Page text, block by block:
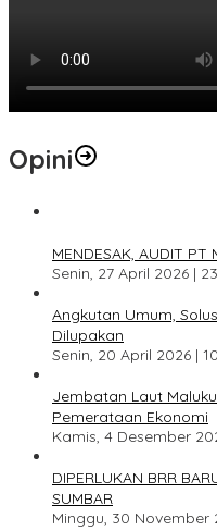
Opini
MENDESAK, AUDIT PT
Senin, 27 April 2026 |
Angkutan Umum,
Dilupakan
Senin, 20 April 2026 |
Jembatan Laut
Pemerataan Ekonomi
Kamis, 4 Desember
DIPERLUKAN BRR
SUMBAR
Minggu, 30 November